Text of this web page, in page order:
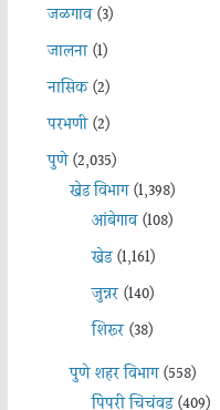
जळगाव(3)
जालना(1)
नासिक(2)
परभणी(2)
पुणे(2,035)
खेड विभाग(1,398)
आंबेगाव(108)
खेड(1,161)
जुन्नर(140)
शिरूर(38)
पुणे शहर विभाग(558)
पिंपरी चिचंवड(409)